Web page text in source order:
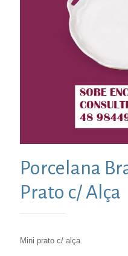
Porcelana
Prato c/ Alça
Mini prato c/ alça